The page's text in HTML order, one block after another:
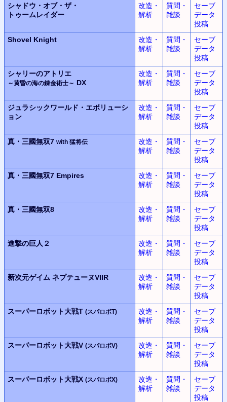
シャドウ・オブ・ザ・
トゥームレイダー
改造・
解析
質問・
雑談
セーブ
データ
投稿
Shovel Knight
改造・
解析
質問・
雑談
セーブ
データ
投稿
シャリーのアトリエ
～黄昏の海の錬金術士～ DX
改造・
解析
質問・
雑談
セーブ
データ
投稿
ジュラシックワールド・エボリューシ
ョン
改造・
解析
質問・
雑談
セーブ
データ
投稿
真・三國無双7 with 猛将伝
改造・
解析
質問・
雑談
セーブ
データ
投稿
真・三國無双7 Empires
改造・
解析
質問・
雑談
セーブ
データ
投稿
真・三國無双8
改造・
解析
質問・
雑談
セーブ
データ
投稿
進撃の巨人２
改造・
解析
質問・
雑談
セーブ
データ
投稿
新次元ゲイム ネプテューヌVIIR
改造・
解析
質問・
雑談
セーブ
データ
投稿
スーパーロボット大戦T (スパロボT)
改造・
解析
質問・
雑談
セーブ
データ
投稿
スーパーロボット大戦V (スパロボV)
改造・
解析
質問・
雑談
セーブ
データ
投稿
スーパーロボット大戦X (スパロボX)
改造・
解析
質問・
雑談
セーブ
データ
投稿